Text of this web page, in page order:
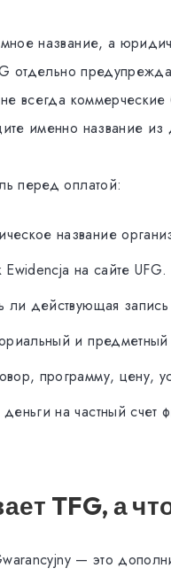
название, а
отдельно
всегда
именно название из
перед оплатой:
название
на сайте UFG.
ли действующая
и
программу, цену,
на частный
TFG, а
— это